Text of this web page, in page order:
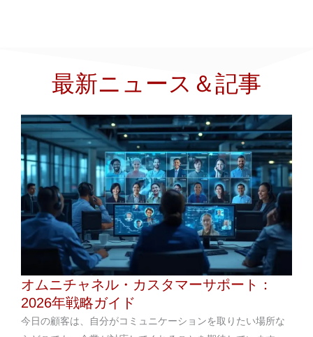
最新ニュース＆記事
オムニチャネル・カスタマーサポート：
2026年戦略ガイド
今日の顧客は、自分がコミュニケーションを取りたい場所な